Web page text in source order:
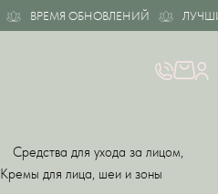
ВРЕМЯ ОБНОВЛЕНИЙ ЛУЧШИЕ
Средства для ухода за лицом,
Кремы для лица, шеи и зоны